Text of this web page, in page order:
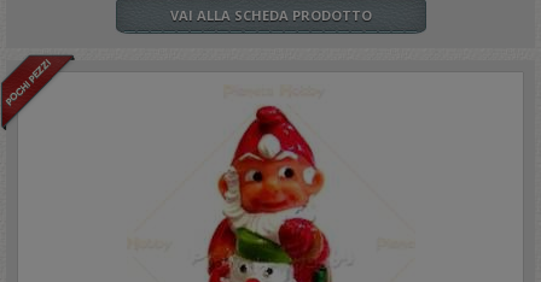
VAI ALLA SCHEDA PRODOTTO